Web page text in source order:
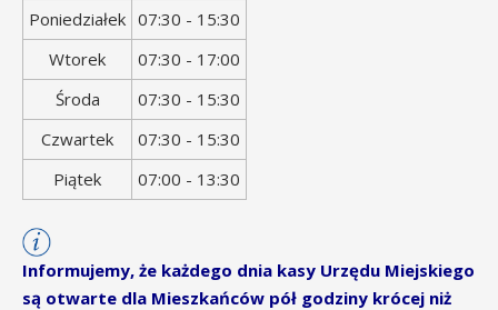
Dzień
tygodnia
Godziny
otwarcia
Poniedziałek 07:30 - 15:30
Wtorek
07:30 - 17:00
Środa
07:30 - 15:30
Czwartek
07:30 - 15:30
Piątek
07:00 - 13:30
Informujemy, że każdego dnia kasy Urzędu Miejskiego
są otwarte dla Mieszkańców pół godziny krócej niż